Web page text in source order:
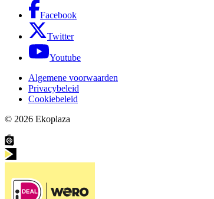
Facebook
Twitter
Youtube
Algemene voorwaarden
Privacybeleid
Cookiebeleid
© 2026 Ekoplaza